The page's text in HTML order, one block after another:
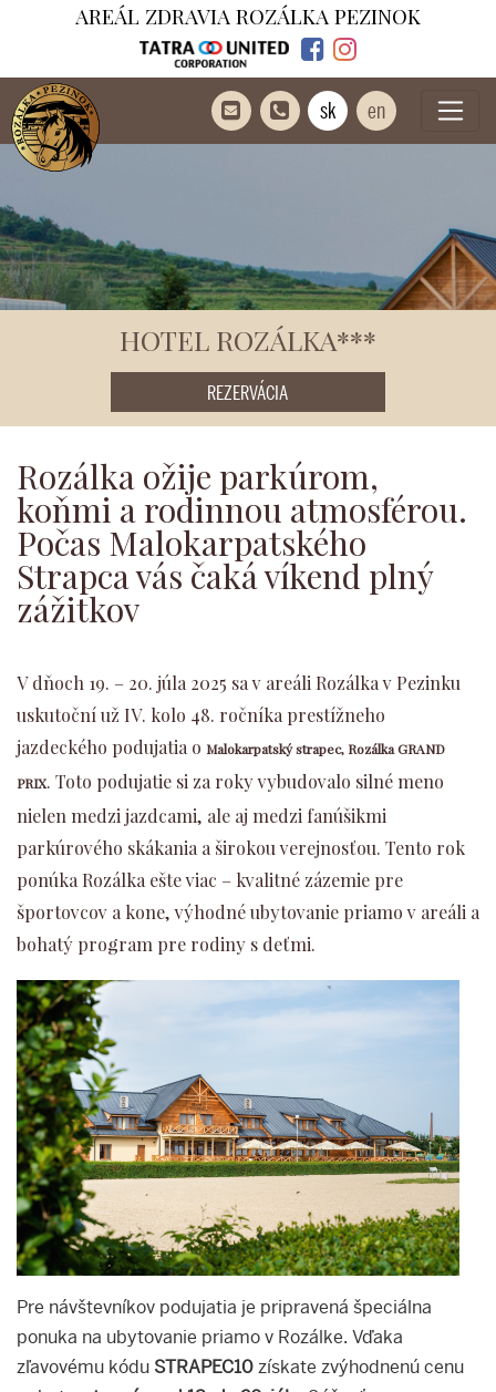
AREÁL ZDRAVIA ROZÁLKA PEZINOK
sk en
HOTEL ROZÁLKA***
REZERVÁCIA
Rozálka ožije parkúrom,
koňmi a rodinnou atmosférou.
Počas Malokarpatského
Strapca vás čaká víkend plný
zážitkov
V dňoch 19. – 20. júla 2025 sa v areáli Rozálka v Pezinku
uskutoční už IV. kolo 48. ročníka prestížneho
jazdeckého podujatia o Malokarpatský strapec, Rozálka GRAND
PRIX. Toto podujatie si za roky vybudovalo silné meno
nielen medzi jazdcami, ale aj medzi fanúšikmi
parkúrového skákania a širokou verejnosťou. Tento rok
ponúka Rozálka ešte viac – kvalitné zázemie pre
športovcov a kone, výhodné ubytovanie priamo v areáli a
bohatý program pre rodiny s deťmi.
Pre návštevníkov podujatia je pripravená špeciálna
ponuka na ubytovanie priamo v Rozálke. Vďaka
zľavovému kódu STRAPEC10 získate zvýhodnenú cenu